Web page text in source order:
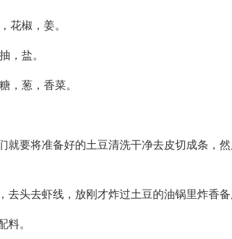
椒，姜。
盐。
葱，香菜。
要将准备好的土豆清洗干净去皮切成条，然
头去虾线，放刚才炸过土豆的油锅里炸香备
。